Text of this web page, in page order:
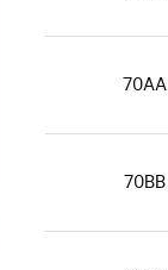
70AA
70BB